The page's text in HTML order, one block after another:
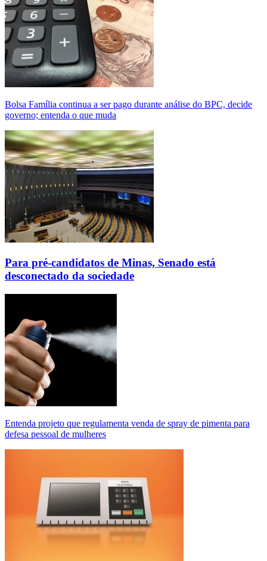
Bolsa Família continua a ser pago durante análise do BPC, decide
governo; entenda o que muda
Para pré-candidatos de Minas, Senado está
desconectado da sociedade
Entenda projeto que regulamenta venda de spray de pimenta para
defesa pessoal de mulheres